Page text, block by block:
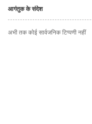
आगंतुक के संदेश
अभी तक कोई सार्वजनिक टिप्पणी नहीं